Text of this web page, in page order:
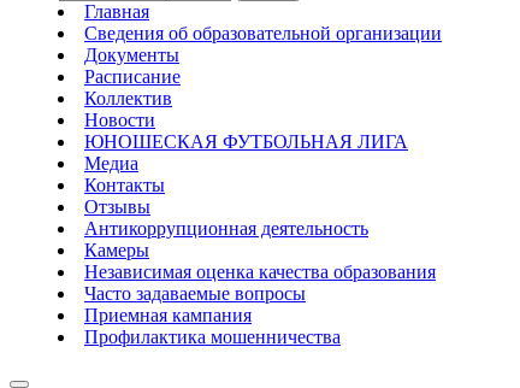
Главная
Сведения об образовательной организации
Документы
Расписание
Коллектив
Новости
ЮНОШЕСКАЯ ФУТБОЛЬНАЯ ЛИГА
Медиа
Контакты
Отзывы
Антикоррупционная деятельность
Камеры
Независимая оценка качества образования
Часто задаваемые вопросы
Приемная кампания
Профилактика мошенничества